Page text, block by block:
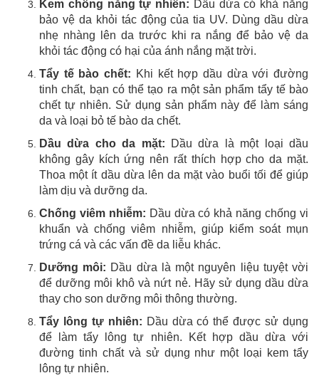
Kem chống nắng tự nhiên: Dầu dừa có khả năng
bảo vệ da khỏi tác động của tia UV. Dùng dầu dừa
nhẹ nhàng lên da trước khi ra nắng để bảo vệ da
khỏi tác động có hại của ánh nắng mặt trời.
Tẩy tế bào chết: Khi kết hợp dầu dừa với đường
tinh chất, bạn có thể tạo ra một sản phẩm tẩy tế bào
chết tự nhiên. Sử dụng sản phẩm này để làm sáng
da và loại bỏ tế bào da chết.
Dầu dừa cho da mặt: Dầu dừa là một loại dầu
không gây kích ứng nên rất thích hợp cho da mặt.
Thoa một ít dầu dừa lên da mặt vào buổi tối để giúp
làm dịu và dưỡng da.
Chống viêm nhiễm: Dầu dừa có khả năng chống vi
khuẩn và chống viêm nhiễm, giúp kiểm soát mụn
trứng cá và các vấn đề da liễu khác.
Dưỡng môi: Dầu dừa là một nguyên liệu tuyệt vời
để dưỡng môi khô và nứt nẻ. Hãy sử dụng dầu dừa
thay cho son dưỡng môi thông thường.
Tẩy lông tự nhiên: Dầu dừa có thể được sử dụng
để làm tẩy lông tự nhiên. Kết hợp dầu dừa với
đường tinh chất và sử dụng như một loại kem tẩy
lông tự nhiên.